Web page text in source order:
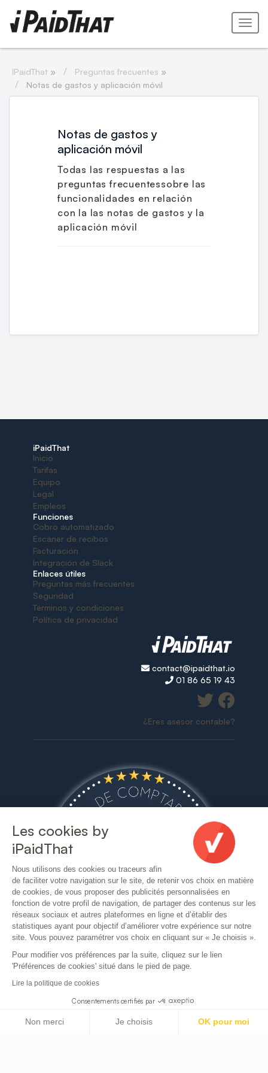
Les cookies by
iPaidThat
Nous utilisons des cookies ou traceurs afin
de faciliter votre navigation sur le site, de retenir vos choix en matière
de cookies, de vous proposer des publicités personnalisées en
fonction de votre profil de navigation, de partager des contenus sur les
réseaux sociaux et autres plateformes en ligne et d’établir des
statistiques ayant pour objectif d’améliorer votre expérience sur notre
site. Vous pouvez paramétrer vos choix en cliquant sur « Je choisis ».
Pour modifier vos préférences par la suite, cliquez sur le lien
'Préférences de cookies' situé dans le pied de page.
Lire la politique de cookies
Consentements certifiés par
Non merci Je choisis OK pour moi
IPaidThat » Preguntas frecuentes »
Notas de gastos y aplicación móvil
Notas de gastos y
aplicación móvil
Todas las respuestas a las
preguntas frecuentessobre las
funcionalidades en relación
con la las notas de gastos y la
aplicación móvil
iPaidThat
Inicio
Tarifas
Equipo
Legal
Empleos
Funciones
Cobro automatizado
Escáner de recibos
Facturación
Integración de Slack
Enlaces útiles
Preguntas más frecuentes
Seguridad
Términos y condiciones
Política de privacidad
contact@ipaidthat.io
01 86 65 19 43
¿Eres asesor contable?
légales